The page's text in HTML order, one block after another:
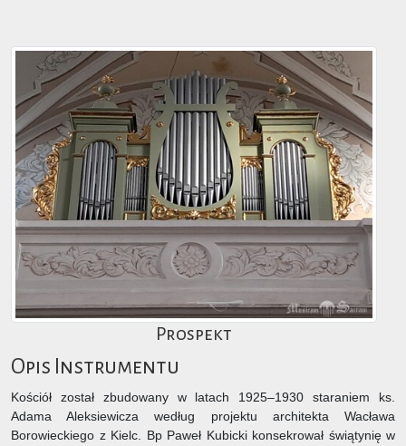
Prospekt
Opis Instrumentu
Kościół został zbudowany w latach 1925–1930 staraniem ks.
Adama Aleksiewicza według projektu architekta Wacława
Borowieckiego z Kielc. Bp Paweł Kubicki konsekrował świątynię w